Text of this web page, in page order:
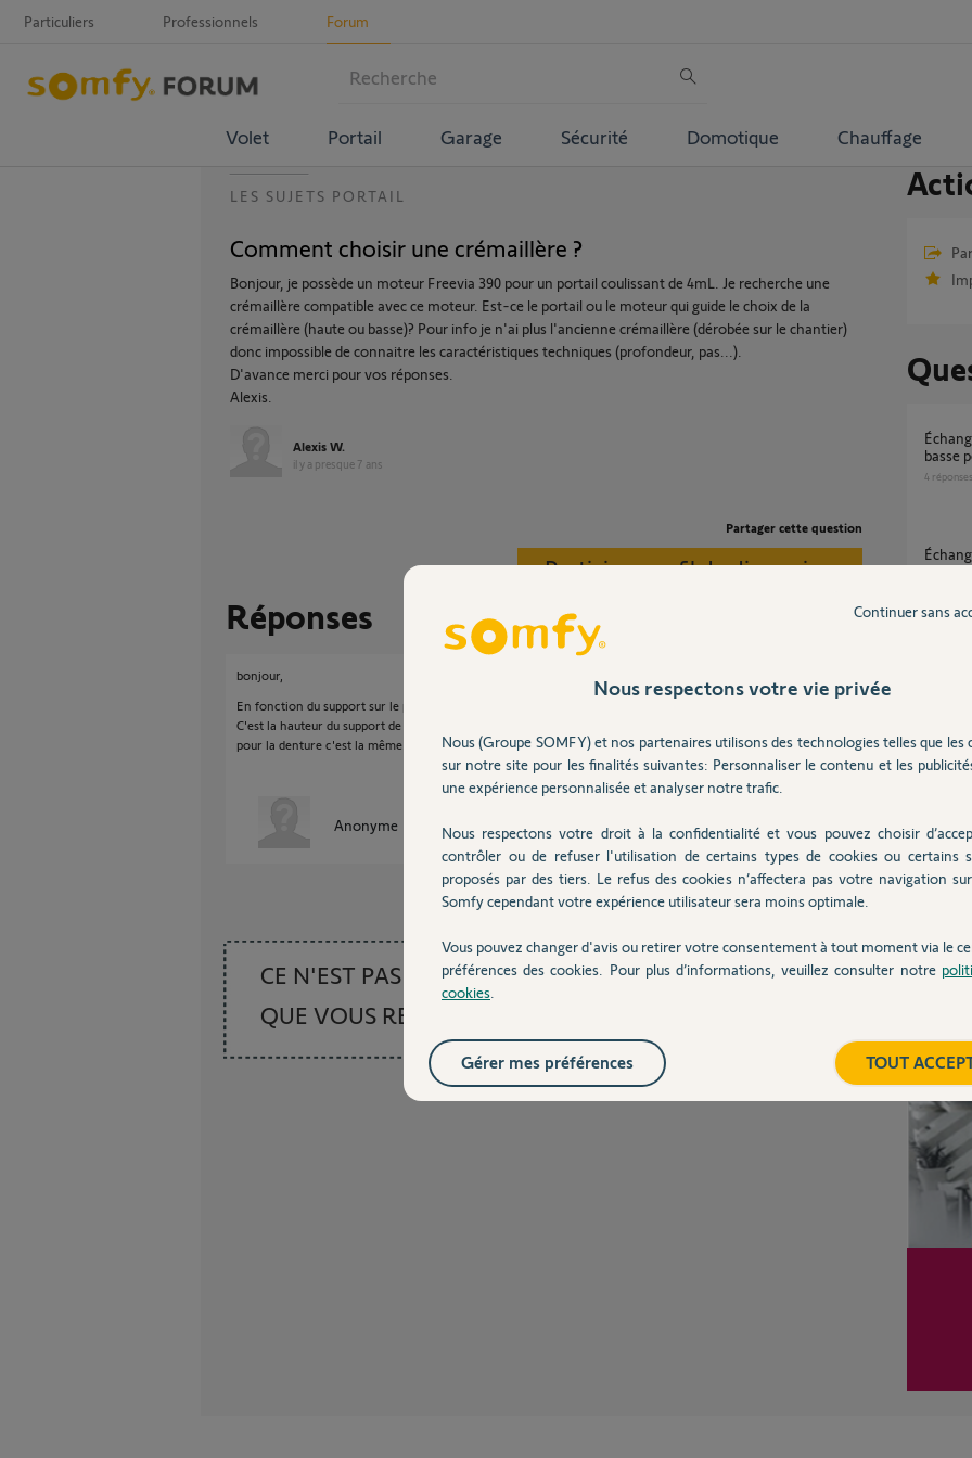
Particuliers Professionnels Forum
Volet Portail Garage Sécurité Domotique Chauffage
LES SUJETS PORTAIL
Comment choisir une crémaillère ?
Bonjour, je possède un moteur Freevia 390 pour un portail coulissant de 4mL. Je recherche une
crémaillère compatible avec ce moteur. Est-ce le portail ou le moteur qui guide le choix de la
crémaillère (haute ou basse)? Pour info je n'ai plus l'ancienne crémaillère (dérobée sur le chantier)
donc impossible de connaitre les caractéristiques techniques (profondeur, pas...).
D'avance merci pour vos réponses.
Alexis.
Alexis W.
il y a presque 7 ans
Partager cette question
Participer au fil de discussion
Réponses
bonjour,
En fonction du support sur le portail, il faudra soit une crémaillère haute ou basse.
C'est la hauteur du support de renfort du portail qui le détermine.
pour la denture c'est la même.
Anonyme il y a presque 7 ans
CE N'EST PAS CE
QUE VOUS RECHERCHEZ
Échange de crémaillère haute contre une
basse
4 réponses
échanger mes 4m de crémaillère haute
livrées
4m
2réponses
1réponse
Crémaillere sur un portail coulissant
10réponses
Nous respectons votre vie privée
Nous (Groupe SOMFY) et nos partenaires utilisons des technologies telles que les
sur notre site pour les finalités suivantes: Personnaliser le contenu et les
une expérience personnalisée et analyser notre trafic.
Nous respectons votre droit à la confidentialité et vous pouvez choisir
contrôler ou de refuser l'utilisation de certains types de cookies ou certains
proposés par des tiers. Le refus des cookies n’affectera pas votre navigation
Somfy cependant votre expérience utilisateur sera moins optimale.
Vous pouvez changer d'avis ou retirer votre consentement à tout moment via le
préférences des cookies. Pour plus d’informations, veuillez consulter notre
cookies
Continuer sans
TOUT
Gérer mes préférences